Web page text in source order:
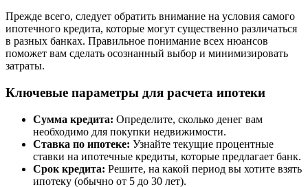
Прежде всего, следует обратить внимание на условия самого
ипотечного кредита, которые могут существенно различаться
в разных банках. Правильное понимание всех нюансов
поможет вам сделать осознанный выбор и минимизировать
затраты.
Ключевые параметры для расчета ипотеки
Сумма кредита: Определите, сколько денег вам
необходимо для покупки недвижимости.
Ставка по ипотеке: Узнайте текущие процентные
ставки на ипотечные кредиты, которые предлагает банк.
Срок кредита: Решите, на какой период вы хотите взять
ипотеку (обычно от 5 до 30 лет).